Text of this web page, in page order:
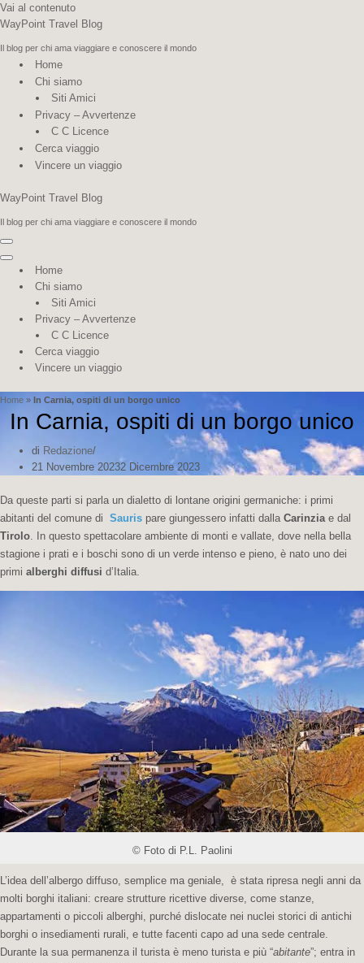
Vai al contenuto
WayPoint Travel Blog
Il blog per chi ama viaggiare e conoscere il mondo
Home
Chi siamo
Siti Amici
Privacy – Avvertenze
C C Licence
Cerca viaggio
Vincere un viaggio
WayPoint Travel Blog
Il blog per chi ama viaggiare e conoscere il mondo
Menu
di
navigazione
Menu
navigazione
Home
Chi siamo
Siti Amici
Privacy – Avvertenze
C C Licence
Cerca viaggio
Vincere un viaggio
Home » In Carnia, ospiti di un borgo unico
In Carnia, ospiti di un borgo unico
di Redazione
21 Novembre 20232 Dicembre 2023
Da queste parti si parla un dialetto di lontane origini germaniche: i primi
abitanti del comune di Sauris pare giungessero infatti dalla Carinzia e dal
Tirolo . In questo spettacolare ambiente di monti e vallate, dove nella bella
stagione i prati e i boschi sono di un verde intenso e pieno, è nato uno dei
primi alberghi diffusi d’Italia.
© Foto di P.L. Paolini
L’idea dell’albergo diffuso, semplice ma geniale, è stata ripresa negli anni da
molti borghi italiani: creare strutture ricettive diverse, come stanze,
appartamenti o piccoli alberghi, purché dislocate nei nuclei storici di antichi
borghi o insediamenti rurali, e tutte facenti capo ad una sede centrale.
Durante la sua permanenza il turista è meno turista e più “abitante”; entra in